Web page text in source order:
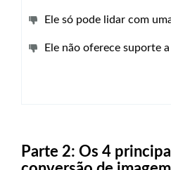
Ele só pode lidar com
Ele não oferece suporte
Parte 2: Os 4